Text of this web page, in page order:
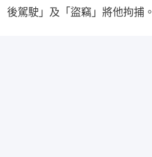
後駕駛」及「盜竊」將他拘捕。